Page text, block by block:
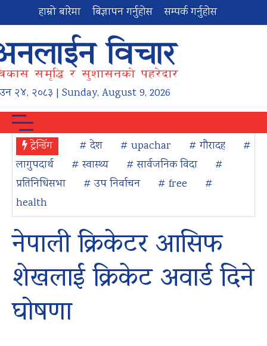
हाम्रो बारेमा बिज्ञापन गर्नुहोस सम्पर्क गर्नुहोस
२४, २०८३ | Sunday, August 9, 2026
ट्रेन्डिंग # देश # upachar # गौरादह
#
लागुपदार्थ
# स्वास्थ्य # सार्वजनिक विदा
#
प्रतिनिधिसभा
# उप निर्वाचन # free
#
health
नेपाली क्रिकेटर आसिफ
शेखलाई क्रिकेट अवार्ड दिने
घोषणा